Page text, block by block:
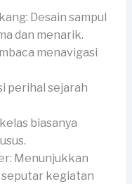
Desain sampul
dan menarik.
menavigasi
perihal sejarah
biasanya
Menunjukkan
kegiatan